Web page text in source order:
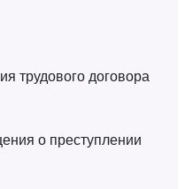
трудового договора
о преступлении